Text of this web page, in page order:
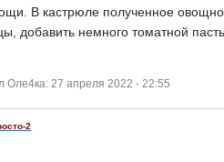
В кастрюле полученное
добавить немного томатной
Оле4ка: 27 апреля 2022 - 22:55
2